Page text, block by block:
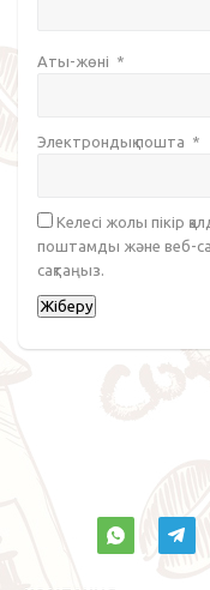
Аты-жөні *
Электрондық пошта *
Келесі жолы пікір
поштамды және веб-
сақтаңыз.